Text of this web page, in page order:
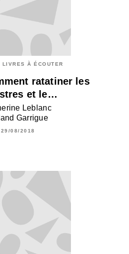
LIVRES À ÉCOUTER
ratatiner les
et le…
Leblanc
Garrigue
29/08/2018